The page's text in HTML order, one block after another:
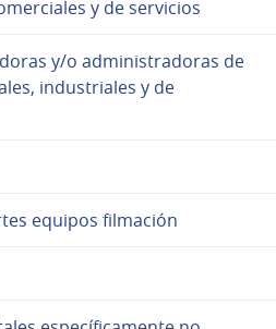
y de servicios
y/o administradoras de
industriales y de
equipos filmación